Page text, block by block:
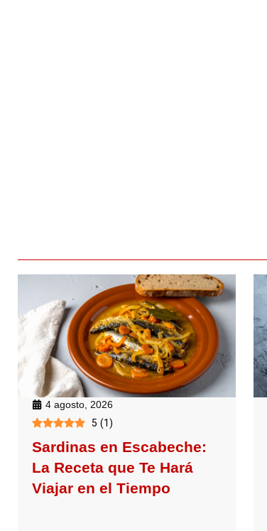
4 agosto, 2026
5 (1)
Sardinas en Escabeche:
La Receta que Te Hará
Viajar en el Tiempo